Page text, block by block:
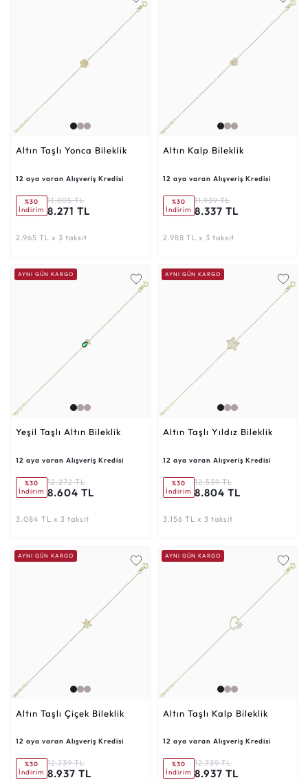
Altın Taşlı Yonca Bileklik
12 aya varan Alışveriş Kredisi
%30
İndirim
11.805 TL
8.271 TL
2.965 TL x 3 taksit
Altın Kalp Bileklik
12 aya varan Alışveriş Kredisi
%30
İndirim
11.939 TL
8.337 TL
2.988 TL x 3 taksit
AYNI GÜN KARGO
Yeşil Taşlı Altın Bileklik
12 aya varan Alışveriş Kredisi
%30
İndirim
12.272 TL
8.604 TL
3.084 TL x 3 taksit
AYNI GÜN KARGO
Altın Taşlı Yıldız Bileklik
12 aya varan Alışveriş Kredisi
%30
İndirim
12.539 TL
8.804 TL
3.156 TL x 3 taksit
AYNI GÜN KARGO
Altın Taşlı Çiçek Bileklik
12 aya varan Alışveriş Kredisi
%30
İndirim
12.739 TL
8.937 TL
AYNI GÜN KARGO
Altın Taşlı Kalp Bileklik
12 aya varan Alışveriş Kredisi
%30
İndirim
12.739 TL
8.937 TL